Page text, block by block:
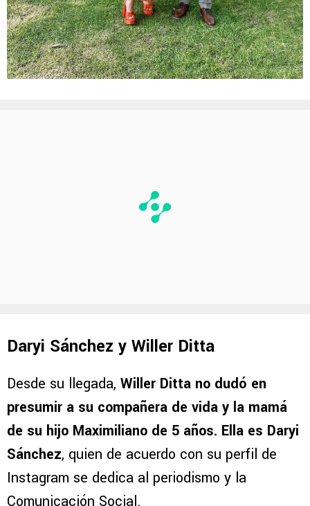
Daryi Sánchez y Willer Ditta
Desde su llegada, Willer Ditta no dudó en
presumir a su compañera de vida y la mamá
de su hijo Maximiliano de 5 años. Ella es Daryi
Sánchez, quien de acuerdo con su perfil de
Instagram se dedica al periodismo y la
Comunicación Social.